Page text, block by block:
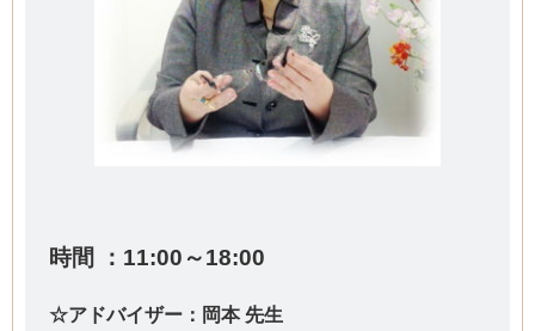
時間 ：11:00～18:00
☆アドバイザー：岡本 先生